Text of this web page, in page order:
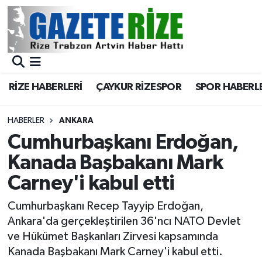
RİZE HABERLERİ ÇAYKUR RİZESPOR SPOR
HABERLER ANKARA
Cumhurbaşkanı Erdoğan,
Kanada Başbakanı Mark
Carney'i kabul etti
Cumhurbaşkanı Recep Tayyip Erdoğan,
Ankara'da gerçekleştirilen 36'ncı NATO Devlet
ve Hükümet Başkanları Zirvesi kapsamında
Kanada Başbakanı Mark Carney'i kabul etti.
BÖLGEMİZ
Asayiş
Rize Jandarma Komutanlığı
Bilim Teknoloji
Advertising news
Canlı Maç
Merkez Nöbetçi Eczaneler
Merkez Trafik Yoğunluk Haritası
Süper Lig Puan Durumu ve Fikstür
Tüm Manşetler
Son Dakika Haberleri
Haber Arşivi